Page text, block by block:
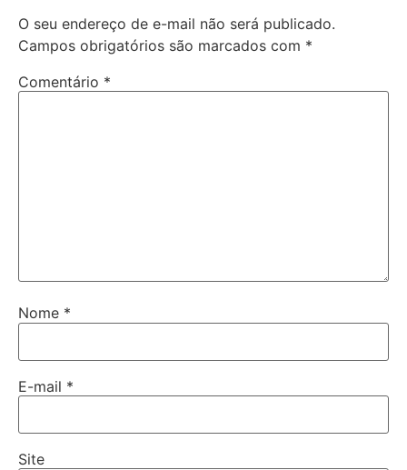
O seu endereço de e-mail não será publicado.
Campos obrigatórios são marcados com *
Comentário *
Nome *
E-mail *
Site